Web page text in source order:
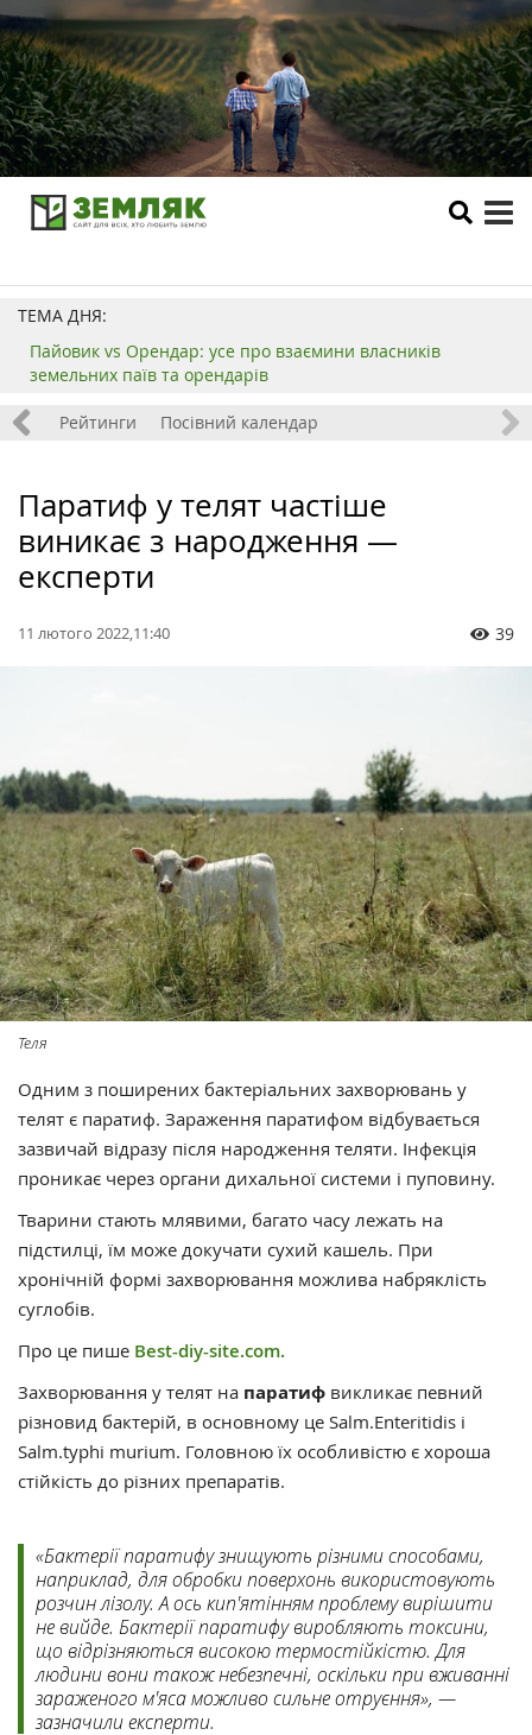
ТЕМА ДНЯ:
Пайовик vs Орендар: усе про взаємини власників
земельних паїв та орендарів
Рейтинги Посівний календар
Паратиф у телят частіше
виникає з народження —
експерти
11 лютого 2022,11:40 39
Теля
Одним з поширених бактеріальних захворювань у
телят є паратиф. Зараження паратифом відбувається
зазвичай відразу після народження теляти. Інфекція
проникає через органи дихальної системи і пуповину.
Тварини стають млявими, багато часу лежать на
підстилці, їм може докучати сухий кашель. При
хронічній формі захворювання можлива набряклість
суглобів.
Про це пише Best-diy-site.com.
Захворювання у телят на паратиф викликає певний
різновид бактерій, в основному це Salm.Enteritidis і
Salm.typhi murium. Головною їх особливістю є хороша
стійкість до різних препаратів.
«Бактерії паратифу знищують різними способами,
наприклад, для обробки поверхонь використовують
розчин лізолу. А ось кип'ятінням проблему вирішити
не вийде. Бактерії паратифу виробляють токсини,
що відрізняються високою термостійкістю. Для
людини вони також небезпечні, оскільки при вживанні
зараженого м'яса можливо сильне отруєння», —
зазначили експерти.